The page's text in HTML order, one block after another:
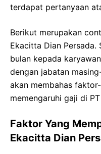
terdapat pertanyaan
Berikut merupakan
Ekacitta Dian
bulan kepada
dengan jabatan
akan membahas
memengaruhi gaji di
Faktor Yang
Ekacitta Dian